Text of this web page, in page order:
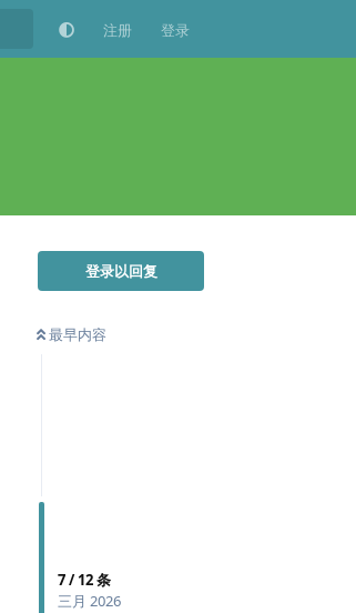
注册 登录
登录以回复
最早内容
7/12条
三月 2026